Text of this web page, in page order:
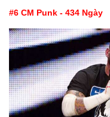
#6 CM Punk - 434 Ngày